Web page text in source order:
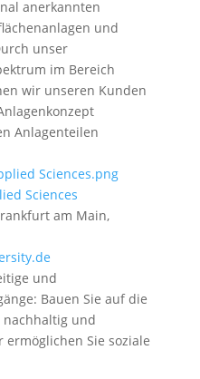
anerkannten
und
unser
im Bereich
wir unseren Kunden
Anlagenteilen
Sciences
am Main,
und
Bauen Sie auf die
nachhaltig und
Sie soziale